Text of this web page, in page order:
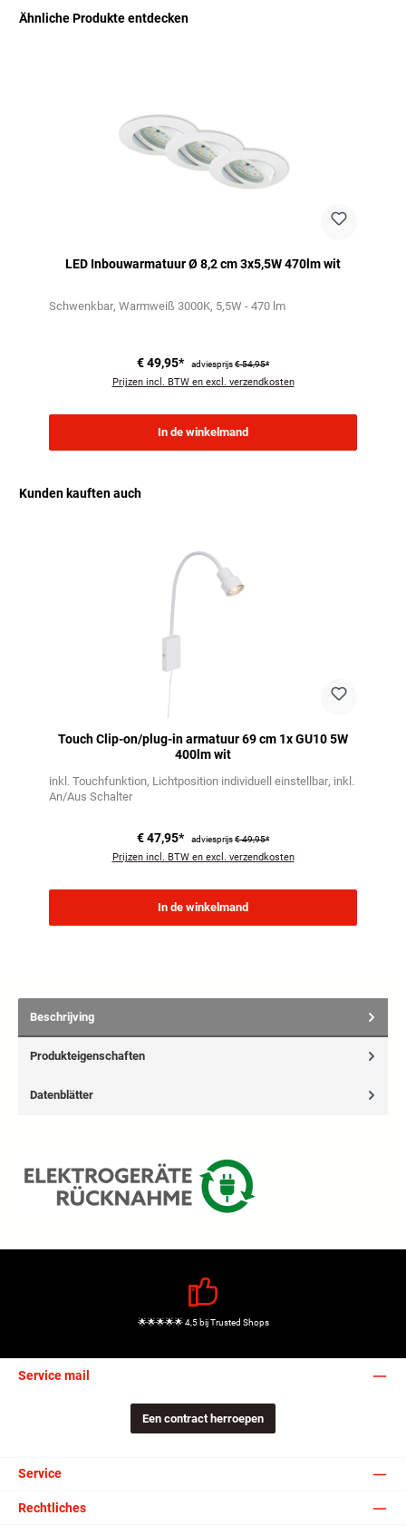
Ähnliche Produkte entdecken
LED Inbouwarmatuur Ø 8,2 cm 3x5,5W 470lm wit
Schwenkbar Warmweiß 3000K 5,5W - 470 lm
€ 49,95* adviesprijs€ 54,95*
Prijzen incl. BTW en excl. verzendkosten
In de winkelmand
Kunden kauften auch
Touch Clip-on/plug-in armatuur 69 cm 1x GU10 5W
400lm wit
inkl. Touchfunktion Lichtposition individuell einstellbar inkl.
An/Aus Schalter
€ 47,95* adviesprijs€ 49,95*
Prijzen incl. BTW en excl. verzendkosten
In de winkelmand
Beschrijving
Produkteigenschaften
Datenblätter
🌟🌟🌟🌟🌟 4,5 bij Trusted Shops
Service mail
Een contract herroepen
Service
Rechtliches